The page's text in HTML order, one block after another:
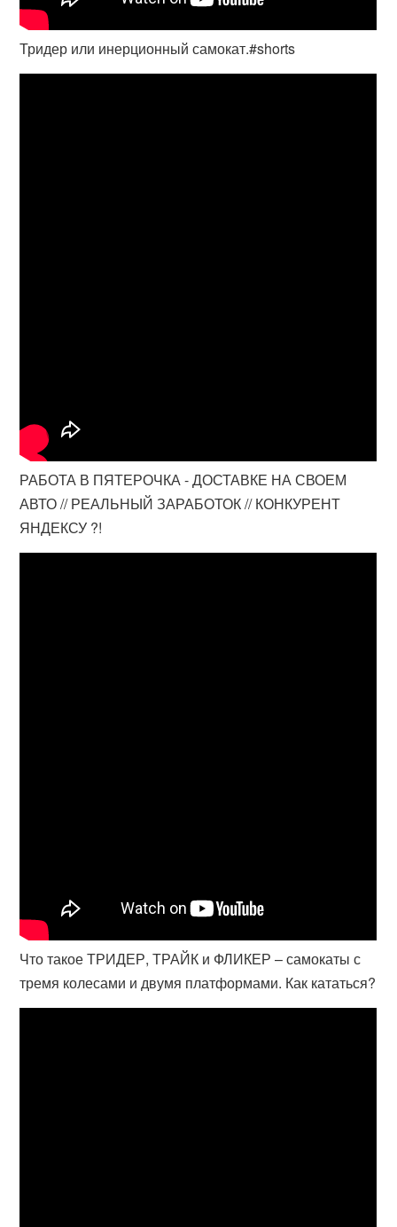
Тридер или инерционный самокат.#shorts
РАБОТА В ПЯТЕРОЧКА - ДОСТАВКЕ НА СВОЕМ
АВТО // РЕАЛЬНЫЙ ЗАРАБОТОК // КОНКУРЕНТ
ЯНДЕКСУ ?!
Что такое ТРИДЕР, ТРАЙК и ФЛИКЕР – самокаты с
тремя колесами и двумя платформами. Как кататься?